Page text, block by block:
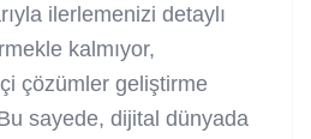
ilerlemenizi detaylı
kalmıyor,
çözümler geliştirme
sayede, dijital dünyada